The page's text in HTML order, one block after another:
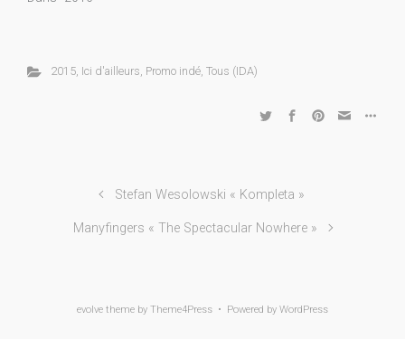
2015, Ici d'ailleurs, Promo indé, Tous (IDA)
Stefan Wesolowski « Kompleta »
Manyfingers « The Spectacular Nowhere »
evolve theme by Theme4Press • Powered by WordPress